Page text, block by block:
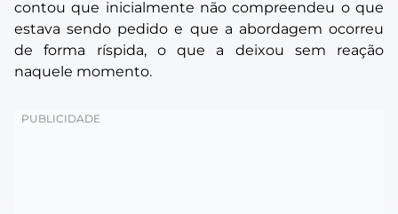
contou que inicialmente não compreendeu o que
estava sendo pedido e que a abordagem ocorreu
de forma ríspida, o que a deixou sem reação
naquele momento.